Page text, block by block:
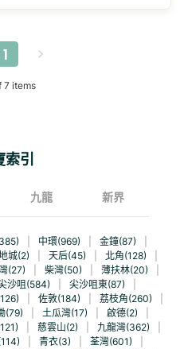
1
7 items
引
九龍 新界
中環(969) 金鐘(87)
城(2) 天后(45) 北角(128)
(27) 柴灣(50) 薄扶林(20)
沙咀(584) 尖沙咀東(87)
佐敦(184) 荔枝角(260)
(79) 土瓜灣(17) 啟德(2)
慈雲山(2) 九龍灣(362)
青衣(3) 荃灣(601)